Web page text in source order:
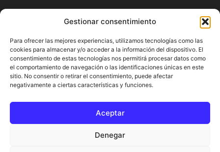
Gestionar consentimiento
Para ofrecer las mejores experiencias, utilizamos tecnologías como las
cookies para almacenar y/o acceder a la información del dispositivo. El
consentimiento de estas tecnologías nos permitirá procesar datos como
el comportamiento de navegación o las identificaciones únicas en este
sitio. No consentir o retirar el consentimiento, puede afectar
negativamente a ciertas características y funciones.
Aceptar
Denegar
Diario Alhaurín (www.alhaurindelatorre.com) Propiedad de
Francisco E. López López | 639 95 71 95 | Noticias de
Alhaurín de la Torre, Málaga y Provincia|
Contáctanos:info@alhaurindelatorre.com
SÍGUENOS